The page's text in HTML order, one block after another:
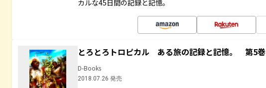
カルな45日間の記録と記憶。
とろとろトロピカル ある旅の記録と記憶。 第5巻
D-Books
2018.07.26 発売